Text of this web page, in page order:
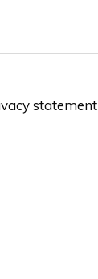
statement